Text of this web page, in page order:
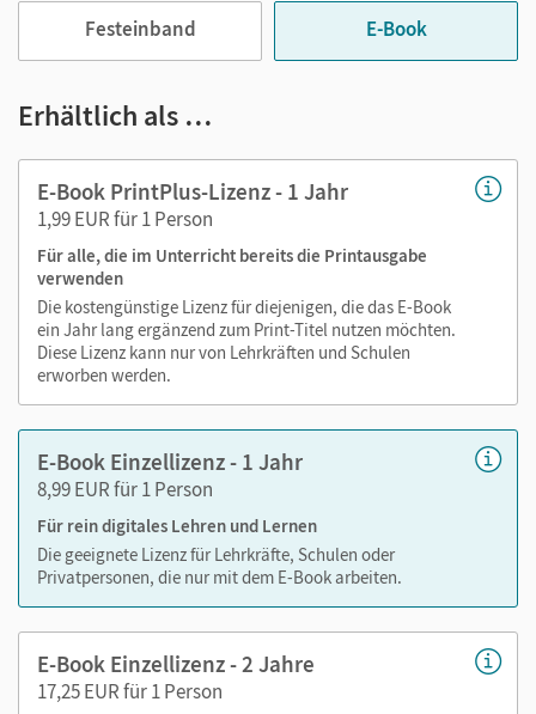
Viele digitale Funktionen unterstützen das Lehren und
Lernen:
Notizen erstellen
Lesezeichen hinzufügen
Zoomen
Festeinband E-Book
Erhältlich als …
E-Book PrintPlus-Lizenz - 1 Jahr
1,99 EUR für 1 Person
Für alle, die im Unterricht bereits die Printausgabe
verwenden
Die kostengünstige Lizenz für diejenigen, die das E-Book
ein Jahr lang ergänzend zum Print-Titel nutzen möchten.
Diese Lizenz kann nur von Lehrkräften und Schulen
erworben werden.
E-Book Einzellizenz - 1 Jahr
8,99 EUR für 1 Person
Für rein digitales Lehren und Lernen
Die geeignete Lizenz für Lehrkräfte, Schulen oder
Privatpersonen, die nur mit dem E-Book arbeiten.
E-Book Einzellizenz - 2 Jahre
17,25 EUR für 1 Person